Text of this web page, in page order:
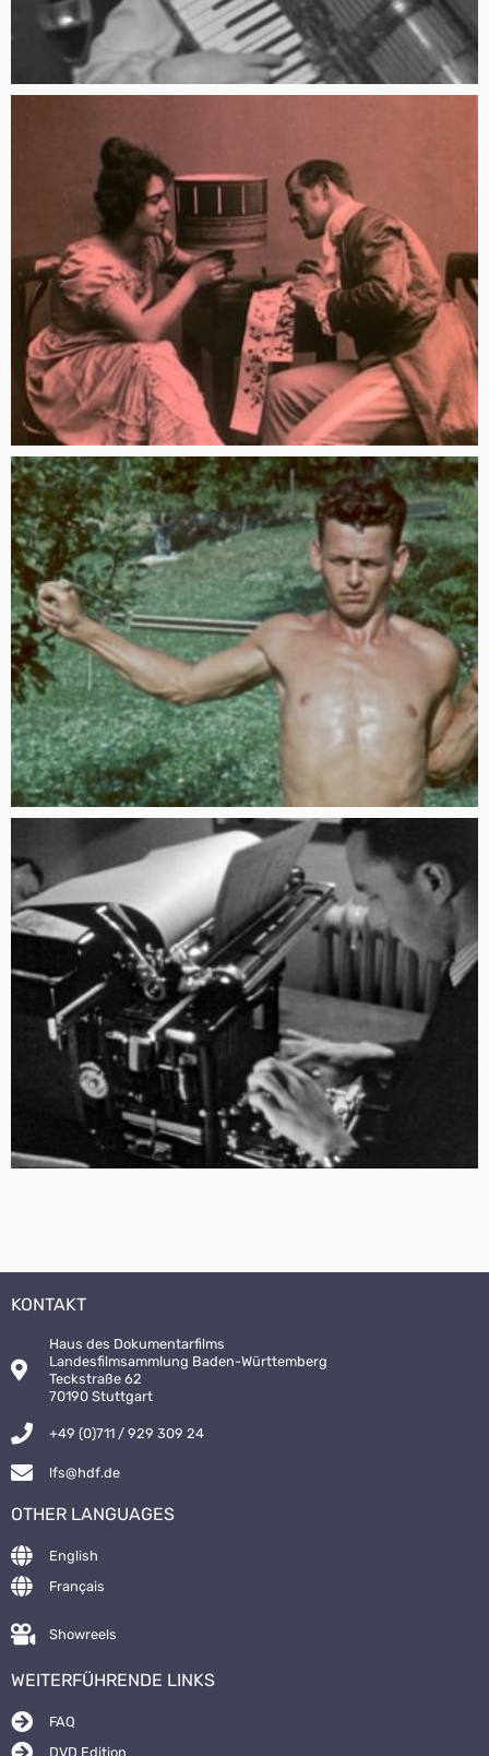
KONTAKT
Haus des Dokumentarfilms
Landesfilmsammlung Baden-Württemberg
Teckstraße 62
70190 Stuttgart
+49 (0)711 / 929 309 24
lfs@hdf.de
OTHER LANGUAGES
English
Français
Showreels
WEITERFÜHRENDE LINKS
FAQ
DVD Edition